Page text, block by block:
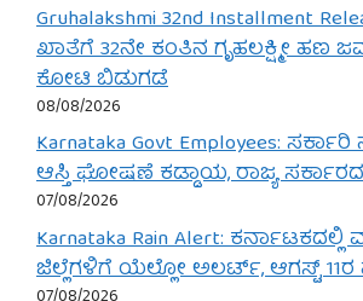
Gruhalakshmi 32nd Installment
ಖಾತೆಗೆ 32ನೇ ಕಂತಿನ ಗೃಹಲಕ್ಷ್ಮೀ ಹಣ
ಕೋಟಿ ಬಿಡುಗಡೆ
08/08/2026
Karnataka Govt Employees:
ಆಸ್ತಿ ಘೋಷಣೆ ಕಡ್ಡಾಯ, ರಾಜ್ಯ
07/08/2026
Karnataka Rain Alert:
ಜಿಲ್ಲೆಗಳಿಗೆ ಯೆಲ್ಲೋ ಅಲರ್ಟ್, ಆಗಸ್ಟ್